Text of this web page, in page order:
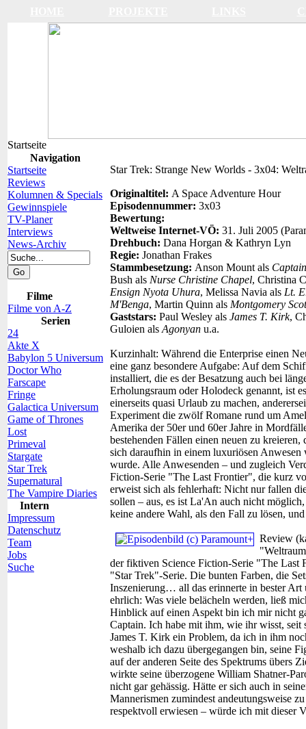
Startseite
Navigation
Startseite
Reviews
Kolumnen & Specials
Gewinnspiele
TV-Planer
Interviews
News-Archiv
Filme
Filme von A-Z
Serien
24
Akte X
Babylon 5 Universum
Doctor Who
Farscape
Fringe
Galactica Universum
Game of Thrones
Lost
Primeval
Stargate
Star Trek
Supernatural
The Vampire Diaries
Intern
Impressum
Datenschutz
Team
Jobs
Suche
Star Trek: Strange New Worlds - 3x04:
Originaltitel: A Space Adventure Hour
Episodennummer: 3x03
Bewertung:
Weltweise Internet-VÖ: 31. Juli 2005
Drehbuch: Dana Horgan & Kathryn Lyn
Regie: Jonathan Frakes
Stammbesetzung: Anson Mount als
Bush als Nurse Christine Chapel, Christina
Ensign Nyota Uhura, Melissa Navia als Lt.
M'Benga, Martin Quinn als Montgomery
Gaststars: Paul Wesley als James T. Kirk,
Guloien als Agonyan u.a.
Kurzinhalt: Während die Enterprise einen
eine ganz besondere Aufgabe: Auf dem
installiert, die es der Besatzung auch bei
Erholungsraum oder Holodeck genannt, ist
einerseits quasi Urlaub zu machen,
Experiment die zwölf Romane rund um
Amerika der 50er und 60er Jahre in
bestehenden Fällen einen neuen zu
sich daraufhin in einem luxuriösen
wurde. Alle Anwesenden – und zugleich
Fiction-Serie "The Last Frontier", die kurz
erweist sich als fehlerhaft: Nicht nur fallen
sollen – aus, es ist La'An auch nicht
keine andere Wahl, als den Fall zu lösen,
Review
der fiktiven Science Fiction-Serie "The Last
"Star Trek"-Serie. Die bunten Farben, die
Inszenierung… all das erinnerte in bester
ehrlich: Was viele belächeln werden, ließ
Hinblick auf einen Aspekt bin ich mir nicht
Captain. Ich habe mit ihm, wie ihr wisst,
James T. Kirk ein Problem, da ich in ihm
weshalb ich dazu übergegangen bin, seine
auf der anderen Seite des Spektrums übers
wirkte seine überzogene William Shatner-
nicht gar gehässig. Hätte er sich auch in
Mannerismen zumindest andeutungsweise
respektvoll erwiesen – würde ich mit dieser